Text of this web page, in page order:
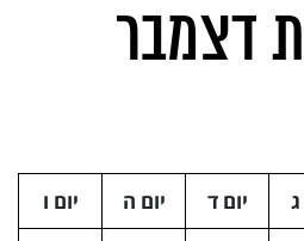
דצמבר
ג יום ד יום ה יום ו